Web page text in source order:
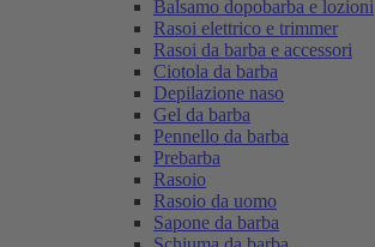
Balsamo dopobarba e lozioni
Rasoi elettrico e trimmer
Rasoi da barba e accessori
Ciotola da barba
Depilazione naso
Gel da barba
Pennello da barba
Prebarba
Rasoio
Rasoio da uomo
Sapone da barba